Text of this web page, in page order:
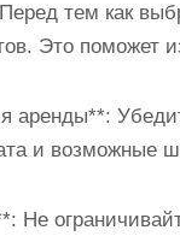
тем как
Это поможет
аренды**:
и возможные
Не